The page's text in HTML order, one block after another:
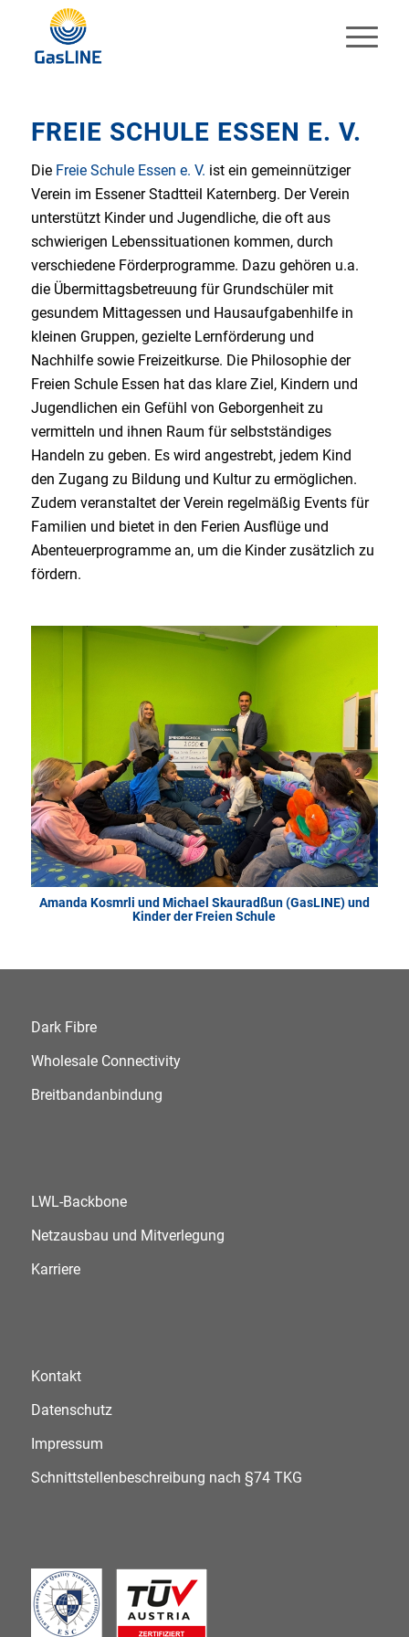
FREIE SCHULE ESSEN E. V.
Die Freie Schule Essen e. V. ist ein gemeinnütziger
Verein im Essener Stadtteil Katernberg. Der Verein
unterstützt Kinder und Jugendliche, die oft aus
schwierigen Lebenssituationen kommen, durch
verschiedene Förderprogramme. Dazu gehören u.a.
die Übermittagsbetreuung für Grundschüler mit
gesundem Mittagessen und Hausaufgabenhilfe in
kleinen Gruppen, gezielte Lernförderung und
Nachhilfe sowie Freizeitkurse. Die Philosophie der
Freien Schule Essen hat das klare Ziel, Kindern und
Jugendlichen ein Gefühl von Geborgenheit zu
vermitteln und ihnen Raum für selbstständiges
Handeln zu geben. Es wird angestrebt, jedem Kind
den Zugang zu Bildung und Kultur zu ermöglichen.
Zudem veranstaltet der Verein regelmäßig Events für
Familien und bietet in den Ferien Ausflüge und
Abenteuerprogramme an, um die Kinder zusätzlich zu
fördern.
Amanda Kosmrli und Michael Skauradßun (GasLINE) und
Kinder der Freien Schule
Dark Fibre
Wholesale Connectivity
Breitbandanbindung
LWL-Backbone
Netzausbau und Mitverlegung
Karriere
Kontakt
Datenschutz
Impressum
Schnittstellenbeschreibung nach §74 TKG